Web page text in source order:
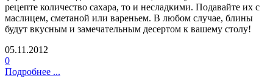
рецепте количество сахара, то и несладкими. Подавайте их с
маслицем, сметаной или вареньем. В любом случае, блины
будут вкусным и замечательным десертом к вашему столу!
05.11.2012
0
Подробнее ...